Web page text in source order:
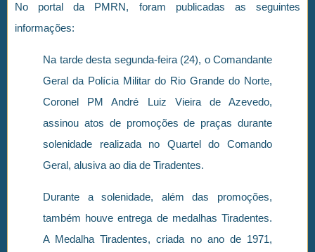
No portal da PMRN, foram publicadas as seguintes
informações:
Na tarde desta segunda-feira (24), o Comandante
Geral da Polícia Militar do Rio Grande do Norte,
Coronel PM André Luiz Vieira de Azevedo,
assinou atos de promoções de praças durante
solenidade realizada no Quartel do Comando
Geral, alusiva ao dia de Tiradentes.
Durante a solenidade, além das promoções,
também houve entrega de medalhas Tiradentes.
A Medalha Tiradentes, criada no ano de 1971,